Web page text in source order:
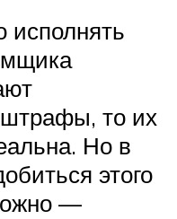
исполнять
то их
Но в
этого
—